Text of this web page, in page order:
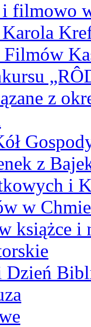
i filmowo
z
z
i
w
książce i
Dzień